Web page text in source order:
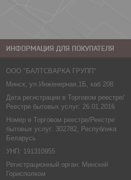
ИНФОРМАЦИЯ ДЛЯ ПОКУПАТЕЛЯ
ООО "БАЛТСВАРКА ГРУПП"
Минск, ул.Инженерная,1Б, каб 208
Дата регистрации в Торговом реестре/
Реестре бытовых услуг: 26.01.2016
Номер в Торговом реестре/Реестре
бытовых услуг: 302782, Республика
Беларусь
УНП: 191310955
Регистрационный орган: Минский
Горисполком